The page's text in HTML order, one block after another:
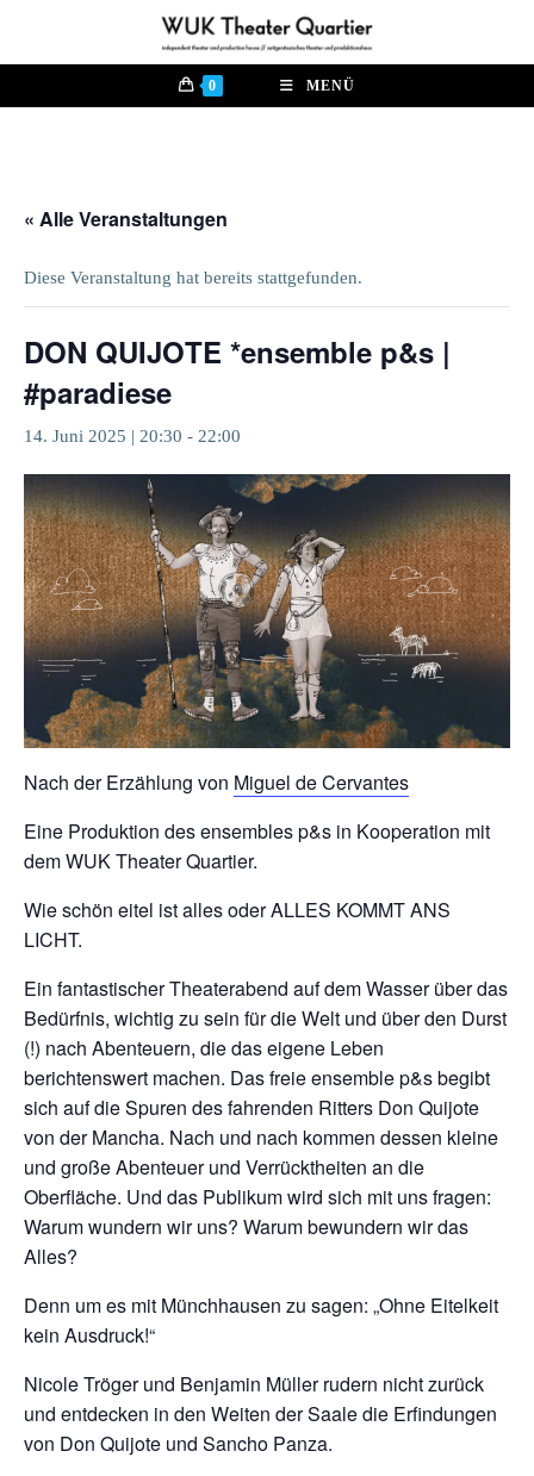
springen
0 MENÜ
« Alle Veranstaltungen
Diese Veranstaltung hat bereits stattgefunden.
DON QUIJOTE *ensemble p&s |
#paradiese
14. Juni 2025 | 20:30 - 22:00
Nach der Erzählung von Miguel de Cervantes
Eine Produktion des ensembles p&s in Kooperation mit
dem WUK Theater Quartier.
Wie schön eitel ist alles oder ALLES KOMMT ANS
LICHT.
Ein fantastischer Theaterabend auf dem Wasser über das
Bedürfnis, wichtig zu sein für die Welt und über den Durst
(!) nach Abenteuern, die das eigene Leben
berichtenswert machen. Das freie ensemble p&s begibt
sich auf die Spuren des fahrenden Ritters Don Quijote
von der Mancha. Nach und nach kommen dessen kleine
und große Abenteuer und Verrücktheiten an die
Oberfläche. Und das Publikum wird sich mit uns fragen:
Warum wundern wir uns? Warum bewundern wir das
Alles?
Denn um es mit Münchhausen zu sagen: „Ohne Eitelkeit
kein Ausdruck!“
Nicole Tröger und Benjamin Müller rudern nicht zurück
und entdecken in den Weiten der Saale die Erfindungen
von Don Quijote und Sancho Panza.